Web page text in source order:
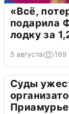
«Всё,
подарила
лодку за
5 августа 169
Суды
Приамурье